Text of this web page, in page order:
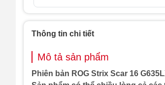
Thông tin chi tiết
Mô tả sản phẩm
Phiên bản ROG Strix Scar 16